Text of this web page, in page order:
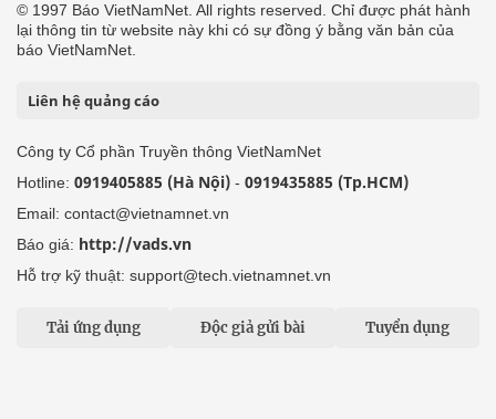
© 1997 Báo VietNamNet. All rights reserved. Chỉ được phát hành
lại thông tin từ website này khi có sự đồng ý bằng văn bản của
báo VietNamNet.
Liên hệ quảng cáo
Công ty Cổ phần Truyền thông VietNamNet
Hotline: 0919405885 (Hà Nội) - 0919435885 (Tp.HCM)
Email: contact@vietnamnet.vn
Báo giá: http://vads.vn
Hỗ trợ kỹ thuật: support@tech.vietnamnet.vn
Tải ứng dụng Độc giả gửi bài Tuyển dụng